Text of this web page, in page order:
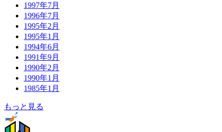
1997年7月
1996年7月
1995年2月
1995年1月
1994年6月
1991年9月
1990年2月
1990年1月
1985年1月
もっと見る